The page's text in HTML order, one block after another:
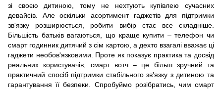
зі своєю дитиною, тому не нехтують купівлею сучасних
девайсів. Але оскільки асортимент гаджетів для підтримки
зв'язку розширюється, робити вибір стає все складніше.
Більшість батьків вагаються, що краще купити – телефон чи
смарт годинник дитячий з сім картою, а дехто взагалі вважає ці
гаджети необов'язковими. Проте як показує практика та досвід
реальних користувачів, смарт вотч – це більш зручний та
практичний спосіб підтримки стабільного зв'язку з дитиною та
гарантування її безпеки. Спробуймо розібратись, чим смарт